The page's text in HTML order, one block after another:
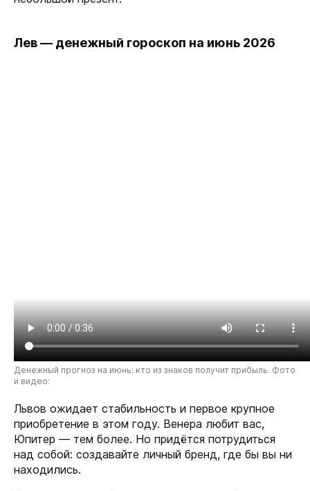
Лев — денежный гороскоп на июнь 2026
Денежный прогноз на июнь: кто из знаков получит прибыль. Фото
и видео:
Львов ожидает стабильность и первое крупное
приобретение в этом году. Венера любит вас,
Юпитер — тем более. Но придётся потрудиться
над собой: создавайте личный бренд, где бы вы ни
находились.